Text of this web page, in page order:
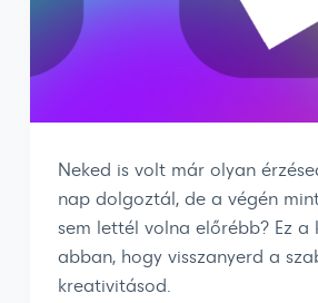
Neked is volt már olyan
nap dolgoztál, de a végén
sem lettél volna előrébb? Ez a
abban, hogy visszanyerd a
kreativitásod.